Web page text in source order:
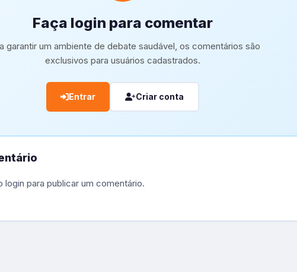
Faça login para comentar
garantir um ambiente de debate saudável, os comentários são
exclusivos para usuários cadastrados.
Entrar Criar conta
login para publicar um comentário.